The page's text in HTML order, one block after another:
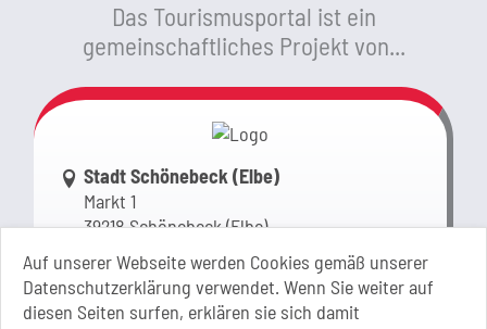
Auf unserer Webseite werden Cookies gemäß unserer
Datenschutzerklärung verwendet. Wenn Sie weiter auf
diesen Seiten surfen, erklären sie sich damit
Das Tourismusportal ist ein
gemeinschaftliches Projekt von...
Link zur Google-Maps Navigation
Stadt Schönebeck (Elbe)
Markt 1
39218 Schönebeck (Elbe)
Sachsen-Anhalt
+49 3928 710-0
+49 3928 710-199